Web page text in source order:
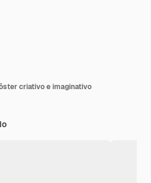
criativo e imaginativo